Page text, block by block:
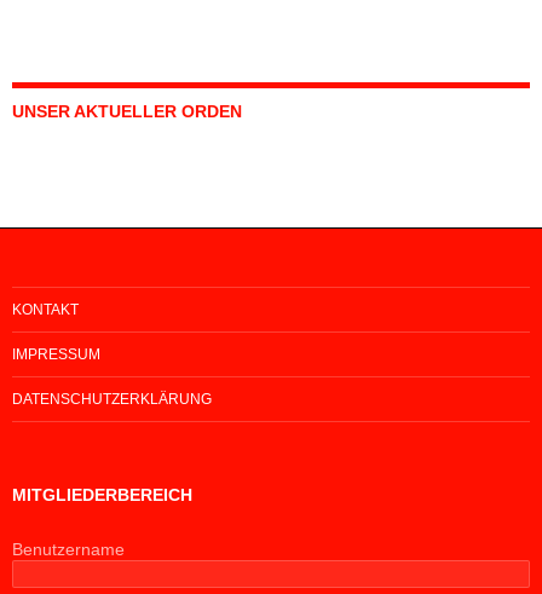
UNSER AKTUELLER ORDEN
KONTAKT
IMPRESSUM
DATENSCHUTZERKLÄRUNG
MITGLIEDERBEREICH
Benutzername